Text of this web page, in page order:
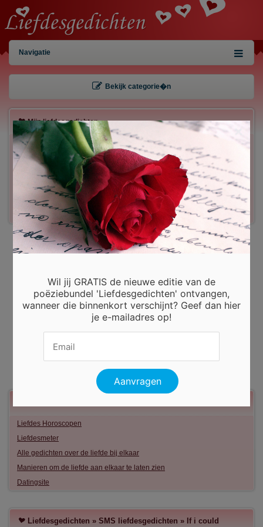
Navigatie
Bekijk categorie�n
Mijn liefdesgedichten
Gebruiker:
Wachtwoord:
Inloggen!
Registreren Gegevens kwijt?
Liefdes Horoscopen
Liefdesmeter
Alle gedichten over de liefde bij elkaar
Manieren om de liefde aan elkaar te laten zien
Datingsite
Liefdesgedichten » SMS liefdesgedichten » If i could
Wil jij GRATIS de nieuwe editie van de
poëziebundel 'Liefdesgedichten' ontvangen,
wanneer die binnenkort verschijnt? Geef dan hier
je e-mailadres op!